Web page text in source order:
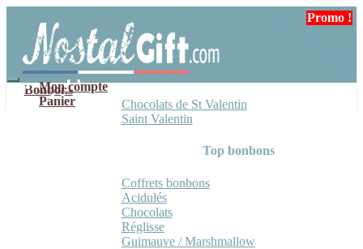
navigation
contenu
Mon compte
Panier
Bonbons
Chocolats de St Valentin
Saint Valentin
Top bonbons
Coffrets bonbons
Acidulés
Chocolats
Réglisse
Guimauve / Marshmallow
Promo !